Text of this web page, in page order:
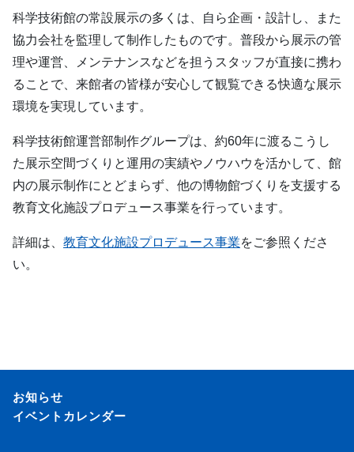
科学技術館の常設展示の多くは、自ら企画・設計し、また
協力会社を監理して制作したものです。普段から展示の管
理や運営、メンテナンスなどを担うスタッフが直接に携わ
ることで、来館者の皆様が安心して観覧できる快適な展示
環境を実現しています。
科学技術館運営部制作グループは、約60年に渡るこうし
た展示空間づくりと運用の実績やノウハウを活かして、館
内の展示制作にとどまらず、他の博物館づくりを支援する
教育文化施設プロデュース事業を行っています。
詳細は、 教育文化施設プロデュース事業をご参照くださ
い。
お知らせ
イベントカレンダー